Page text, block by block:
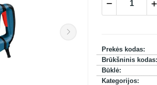
Prekės kodas:
Brūkšninis kodas:
Būklė:
Kategorijos: